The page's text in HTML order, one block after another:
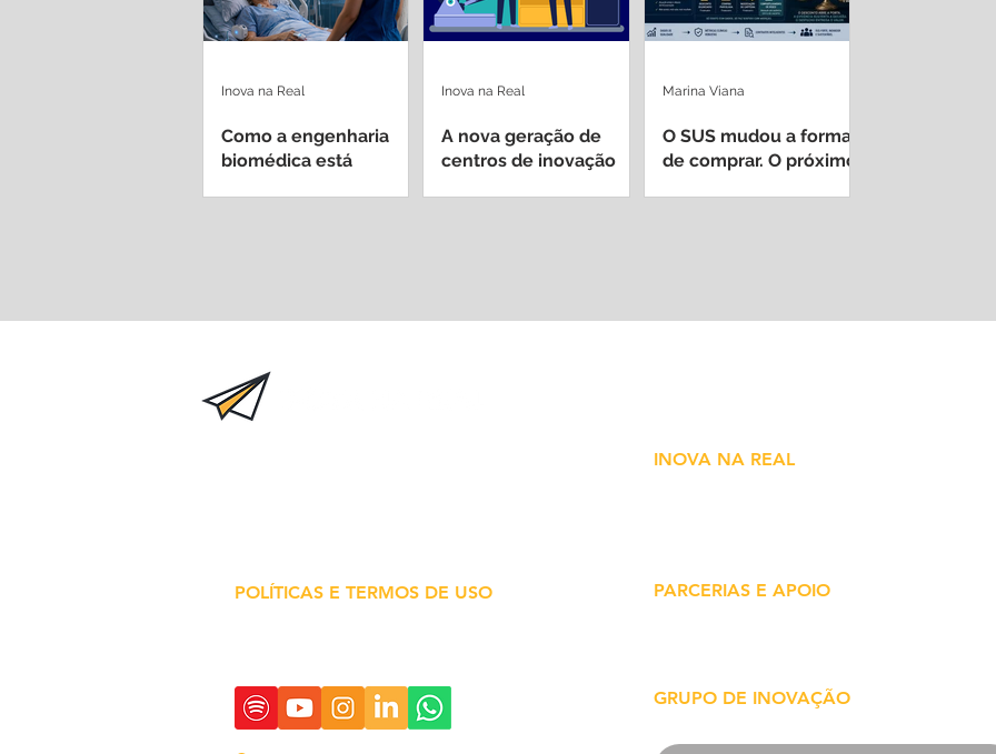
Como a engenharia
biomédica está
Inova na Real
A nova geração de
centros de inovação
Inova na Real
O SUS mudou a forma
de comprar. O próximo
Marina Viana
POLÍTICAS E TERMOS DE USO
INOVA NA REAL
PARCERIAS E APOIO
GRUPO DE INOVAÇÃO